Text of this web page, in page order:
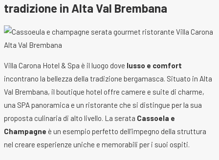
tradizione in Alta Val Brembana
Villa Carona Hotel & Spa è il luogo dove lusso e comfort
incontrano la bellezza della tradizione bergamasca. Situato in Alta
Val Brembana, il boutique hotel offre camere e suite di charme,
una SPA panoramica e un ristorante che si distingue per la sua
proposta culinaria di alto livello. La serata Cassoela e
Champagne è un esempio perfetto dell’impegno della struttura
nel creare esperienze uniche e memorabili per i suoi ospiti.